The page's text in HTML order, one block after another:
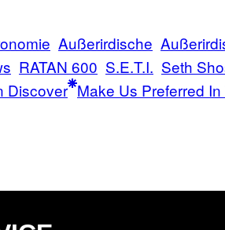
Außerirdische
RATAN 600 S.E.T.I. Seth
Discover Make Us Preferred